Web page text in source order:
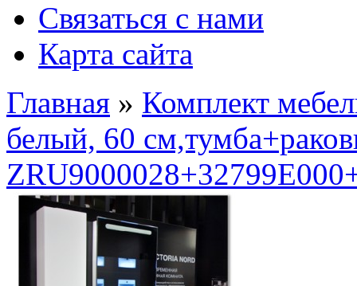
Связаться с нами
Карта сайта
Главная » Комплект
белый, 60